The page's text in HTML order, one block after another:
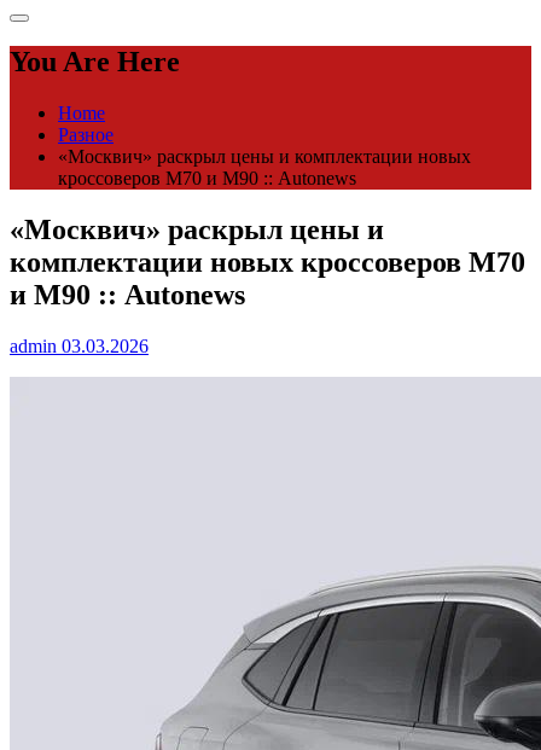
You Are Here
Home
Разное
«Москвич» раскрыл цены и комплектации новых
кроссоверов М70 и М90 :: Autonews
«Москвич» раскрыл цены и
комплектации новых кроссоверов М70
и М90 :: Autonews
admin 03.03.2026